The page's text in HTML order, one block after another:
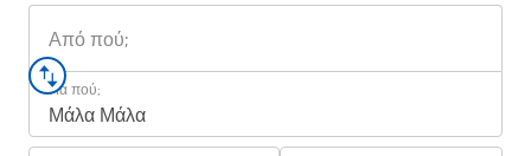
Από πού;
Για πού;
Μάλα Μάλα